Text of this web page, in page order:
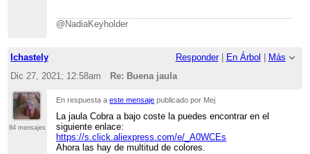
@NadiaKeyholder
Ichastely Responder| En Árbol
Más
Dic 27, 2021; 12:58am
Re: Buena jaula
84 mensajes
En respuesta aeste mensaje publicado por Mej
La jaula Cobra a bajo coste la puedes encontrar en el
siguiente enlace:
https://s.click.aliexpress.com/e/_A0WCEs
Ahora las hay de multitud de colores.